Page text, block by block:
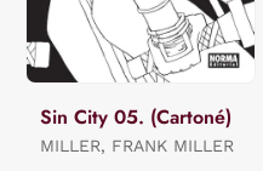
Sin City 05. (Cartoné)
MILLER, FRANK MILLER